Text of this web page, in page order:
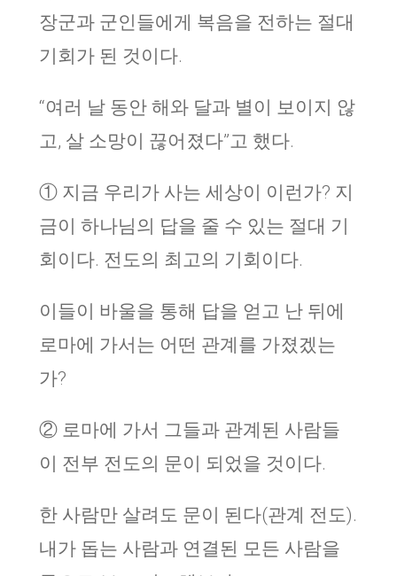
장군과 군인들에게 복음을 전하는 절대
기회가 된 것이다.
“여러 날 동안 해와 달과 별이 보이지 않
고, 살 소망이 끊어졌다”고 했다.
① 지금 우리가 사는 세상이 이런가? 지
금이 하나님의 답을 줄 수 있는 절대 기
회이다. 전도의 최고의 기회이다.
이들이 바울을 통해 답을 얻고 난 뒤에
로마에 가서는 어떤 관계를 가졌겠는
가?
② 로마에 가서 그들과 관계된 사람들
이 전부 전도의 문이 되었을 것이다.
한 사람만 살려도 문이 된다(관계 전도).
내가 돕는 사람과 연결된 모든 사람을